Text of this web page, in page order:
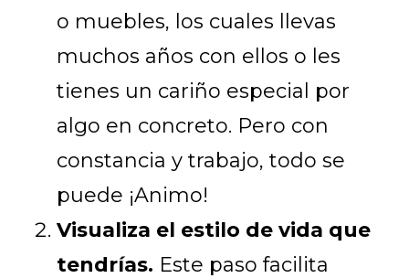
o muebles, los cuales llevas
muchos años con ellos o les
tienes un cariño especial por
algo en concreto. Pero con
constancia y trabajo, todo se
puede ¡Animo!
Visualiza el estilo de vida que
tendrías. Este paso facilita